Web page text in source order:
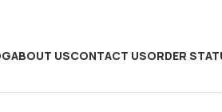
ABOUT USCONTACT USORDER